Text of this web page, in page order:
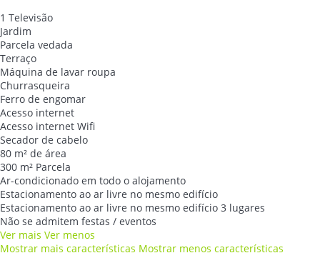
1 Televisão
Jardim
Parcela vedada
Terraço
Máquina de lavar roupa
Churrasqueira
Ferro de engomar
Acesso internet
Acesso internet Wifi
Secador de cabelo
80 m² de área
300 m² Parcela
Ar-condicionado em todo o alojamento
Estacionamento ao ar livre no mesmo edifício
Estacionamento ao ar livre no mesmo edifício 3 lugares
Não se admitem festas / eventos
Ver mais Ver menos
Mostrar mais características Mostrar menos características